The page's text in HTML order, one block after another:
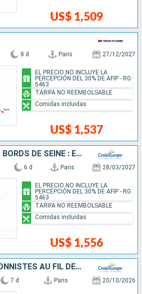
US$ 1,509
8 d Paris 27/12/2027
US$ 1,537
EL PRECIO NO INCLUYE LA
PERCEPCIÓN DEL 30% DE AFIP - RG
5463
TARIFA NO REEMBOLSABLE
Comidas incluidas
PETITS BIJOUX DES BORDS DE SEINE : ENTRE ESCALES BUCOLIQUES ET RIVES ROYALES
6 d Paris 28/03/2027
US$ 1,556
EL PRECIO NO INCLUYE LA
PERCEPCIÓN DEL 30% DE AFIP - RG
5463
TARIFA NO REEMBOLSABLE
Comidas incluidas
REFLETS IMPRESSIONNISTES AU FIL DE LA SEINE
7 d Paris 20/10/2026